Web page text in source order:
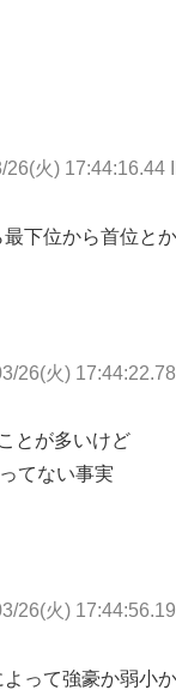
26(火) 17:44:16.44
下位から首位と
26(火)
とが多いけど
てない事実
26(火)
って強豪か弱小